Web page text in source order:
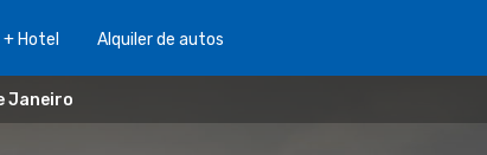
Hotel Alquiler de autos
Janeiro